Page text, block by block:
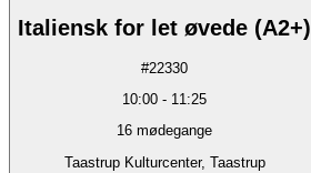
Italiensk for let øvede (A2+)
#22330
10:00 - 11:25
16 mødegange
Taastrup Kulturcenter, Taastrup